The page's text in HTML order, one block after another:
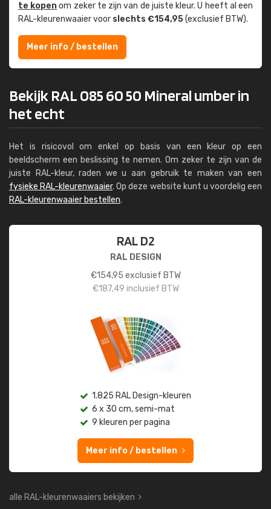
te kopenom zeker te zijn van de juiste kleur. U heeft al een
RAL-kleuren­waaier voor slechts €154,95(exclusief BTW).
Meer info / bestellen
Bekijk RAL 085 60 50 Mineral umber in
het echt
Het is risicovol om enkel op basis van een kleur op een
beeldscherm een beslissing te nemen. Om zeker te zijn van de
juiste RAL-kleur, raden we u aan gebruik te maken van een
fysieke RAL-kleurenwaaier. Op deze website kunt u voordelig een
RAL-kleurenwaaier bestellen.
RAL D2
RAL DESIGN
€154,95 exclusief BTW
€187,49 inclusief BTW
1.825 RAL Design-kleuren
6 x 30 cm, semi-mat
9 kleuren per pagina
Meer info / bestellen
alle RAL-kleurenwaaiers bekijken